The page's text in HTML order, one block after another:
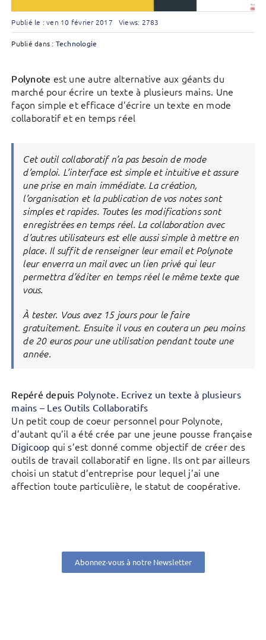
Publié le : ven 10 février 2017 Views: 2783
Publié dans : Technologie
Polynote est une autre alternative aux géants du
marché pour écrire un texte à plusieurs mains. Une
façon simple et efficace d’écrire un texte en mode
collaboratif et en temps réel
Cet outil collaboratif n’a pas besoin de mode
d’emploi. L’interface est simple et intuitive et assure
une prise en main immédiate. La création,
l’organisation et la publication de vos notes sont
simples et rapides. Toutes les modifications sont
enregistrées en temps réel. La collaboration avec
d’autres utilisateurs est elle aussi simple à mettre en
place. Il suffit de renseigner leur email et Polynote
leur enverra un mail avec un lien privé qui leur
permettra d’éditer en temps réel le même texte que
vous.
À tester. Vous avez 15 jours pour le faire
gratuitement. Ensuite il vous en coutera un peu moins
de 20 euros pour une utilisation pendant toute une
année.
Repéré depuis Polynote. Ecrivez un texte à plusieurs
mains – Les Outils Collaboratifs
Un petit coup de coeur personnel pour Polynote,
d’autant qu’il a été crée par une jeune pousse française
Digicoop qui s’est donné comme objectif de créer des
outils de travail collaboratif en ligne. Ils ont par ailleurs
choisi un statut d’entreprise pour lequel j’ai une
affection toute particulière, le statut de coopérative.
Abonnez-vous à notre Newsletter